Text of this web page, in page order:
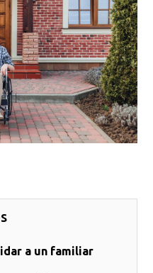
a un familiar